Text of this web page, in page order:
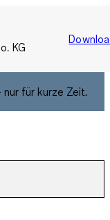
KG
nur für kurze Zeit.